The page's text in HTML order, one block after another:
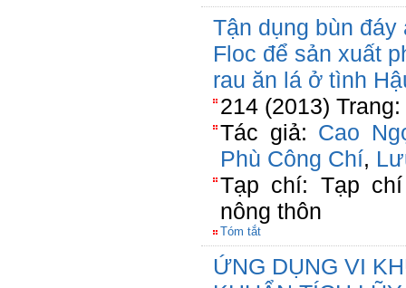
Tận dụng bùn
Floc để sản xuất
rau ăn lá ở tình
214 (2013) Trang:
Tác giả: Cao
Phù Công Chí,
Tạp chí: Tạp
nông thôn
Tóm tắt
ỨNG DỤNG VI